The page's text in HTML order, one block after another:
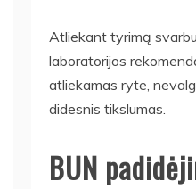
Atliekant tyrimą
laboratorijos
atliekamas ryte,
didesnis tikslumas.
BUN